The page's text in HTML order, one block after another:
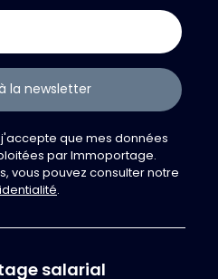
la newsletter
que mes données
par Immoportage.
vous pouvez consulter notre
.
salarial